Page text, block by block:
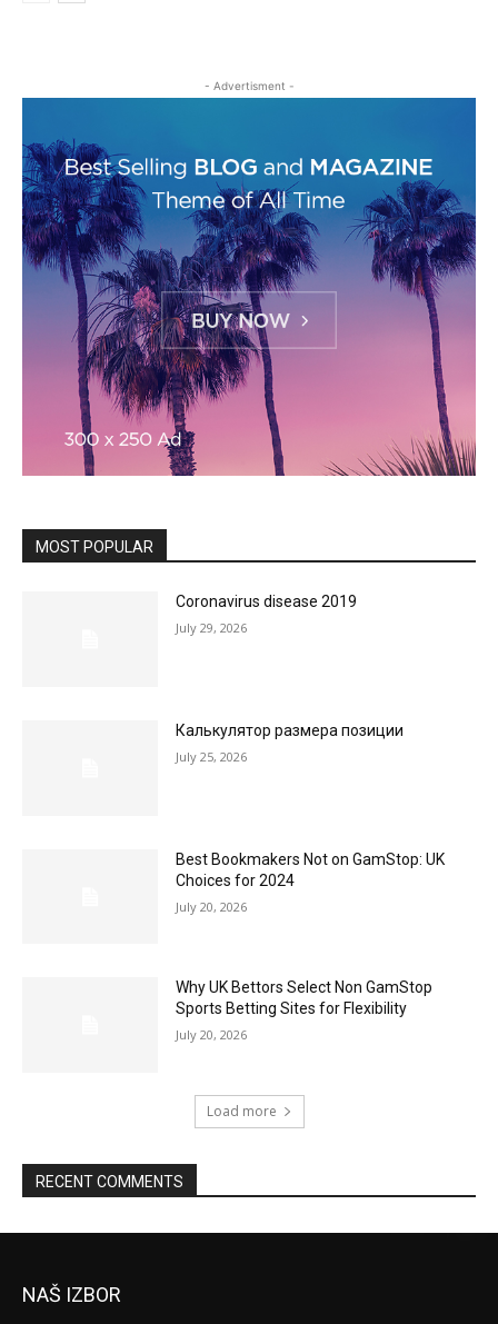
- Advertisment -
MOST POPULAR
Coronavirus disease 2019
July 29, 2026
Калькулятор размера позиции
July 25, 2026
Best Bookmakers Not on GamStop: UK
Choices for 2024
July 20, 2026
Why UK Bettors Select Non GamStop
Sports Betting Sites for Flexibility
July 20, 2026
Load more
RECENT COMMENTS
NAŠ IZBOR